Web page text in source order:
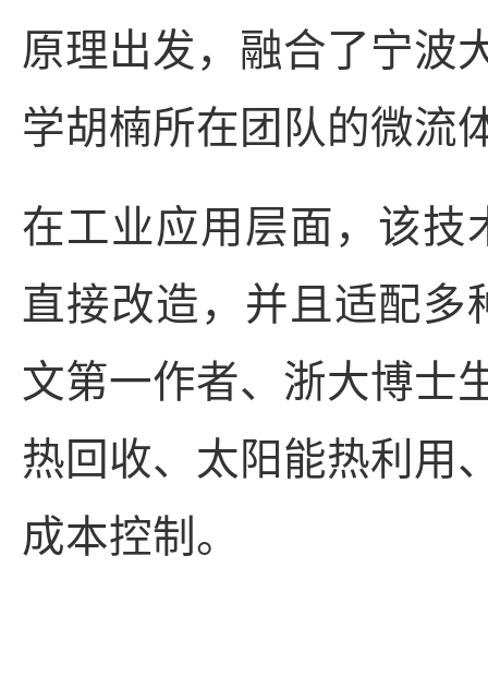
原理出发，融合了宁波
学胡楠所在团队的微流
在工业应用层面，该技
直接改造，并且适配多
文第一作者、浙大博士
热回收、太阳能热利用
成本控制。